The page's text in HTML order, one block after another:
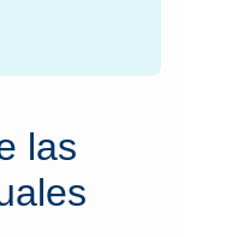
las